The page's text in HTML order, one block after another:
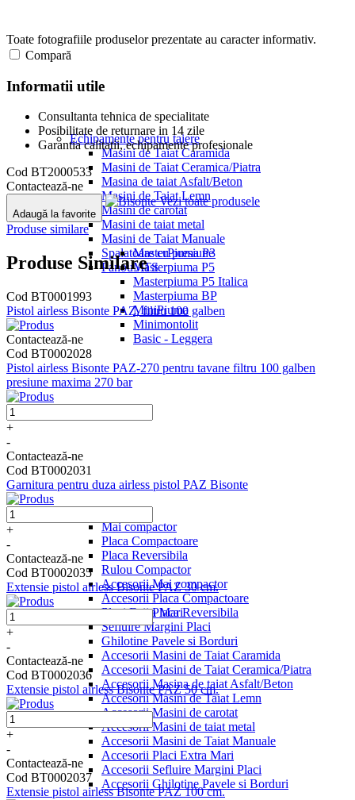
Spalatoare cu presiune
Panou ATS
Echipamente pentru taiere
Masini de Taiat Caramida
Masini de Taiat Ceramica/Piatra
Masina de taiat Asfalt/Beton
Masini de Taiat Lemn
Masini de carotat
Masini de taiat metal
Masini de Taiat Manuale
MasterPiuma P3
Masterpiuma P5
Masterpiuma P5 Italica
Masterpiuma BP
MiniPiuma
Minimontolit
Basic - Leggera
Placi Extra Mari
Sefluire Margini Placi
Ghilotine Pavele si Borduri
Accesorii Masini de Taiat Caramida
Accesorii Masini de Taiat Ceramica/Piatra
Accesorii Masina de taiat Asfalt/Beton
Accesorii Masini de Taiat Lemn
Accesorii Masini de carotat
Accesorii Masini de taiat metal
Accesorii Masini de Taiat Manuale
Accesorii Placi Extra Mari
Accesorii Sefluire Margini Placi
Accesorii Ghilotine Pavele si Borduri
Mai compactor
Placa Compactoare
Placa Reversibila
Rulou Compactor
Accesorii Mai compactor
Accesorii Placa Compactoare
Accesorii Placa Reversibila
Toate fotografiile produselor prezentate au caracter informativ.
Compară
Informatii utile
Consultanta tehnica de specialitate
Posibilitate de returnare in 14 zile
Garantia calitatii, echipamente profesionale
Cod BT2000533
Contactează-ne
Adaugă la favorite
Vezi toate produsele
Produse similare
Produse Similare
Cod BT0001993
Pistol airless Bisonte PAZ, filtru 100 galben
Contactează-ne
Cod BT0002028
Pistol airless Bisonte PAZ-270 pentru tavane filtru 100 galben
presiune maxima 270 bar
+
-
Contactează-ne
Cod BT0002031
Garnitura pentru duza airless pistol PAZ Bisonte
+
-
Contactează-ne
Cod BT0002035
Extensie pistol airless Bisonte PAZ 30 cm.
+
-
Contactează-ne
Cod BT0002036
Extensie pistol airless Bisonte PAZ 50 cm.
+
-
Contactează-ne
Cod BT0002037
Extensie pistol airless Bisonte PAZ 100 cm.